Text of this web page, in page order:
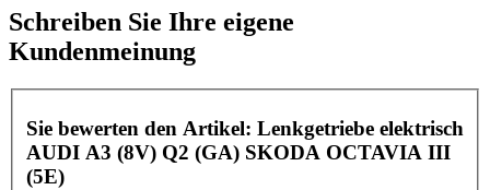
Schreiben Sie Ihre eigene
Kundenmeinung
Sie bewerten den Artikel: Lenkgetriebe elektrisch
AUDI A3 (8V) Q2 (GA) SKODA OCTAVIA III
(5E)